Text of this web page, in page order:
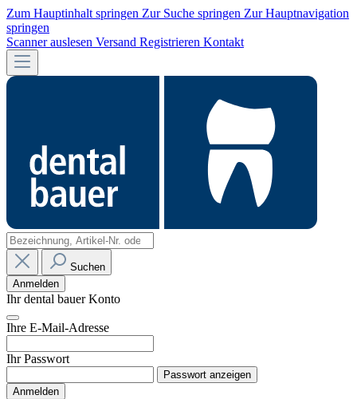
Zum Hauptinhalt springen Zur Suche springen Zur Hauptnavigation
springen
Scanner auslesen Versand Registrieren Kontakt
Suchen
Anmelden
Ihr dental bauer Konto
Ihre E-Mail-Adresse
Ihr Passwort
Passwort anzeigen
Anmelden